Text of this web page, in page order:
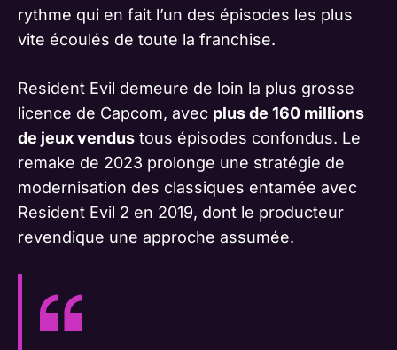
rythme qui en fait l’un des épisodes les plus
vite écoulés de toute la franchise.
Resident Evil demeure de loin la plus grosse
licence de Capcom, avec plus de 160 millions
de jeux vendus tous épisodes confondus. Le
remake de 2023 prolonge une stratégie de
modernisation des classiques entamée avec
Resident Evil 2 en 2019, dont le producteur
revendique une approche assumée.